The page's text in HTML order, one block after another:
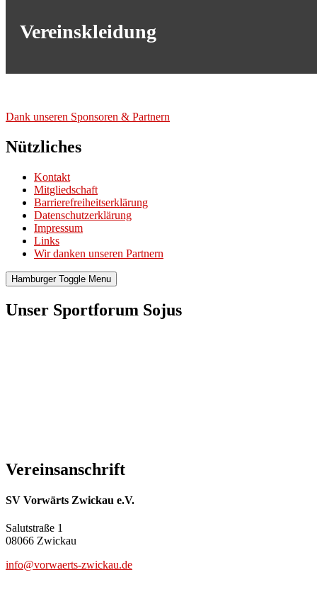
Vereinskleidung
Dank unse­ren Spon­so­ren & Part­nern
Nützliches
Kontakt
Mitgliedschaft
Barrierefreiheitserklärung
Datenschutzerklärung
Impressum
Links
Wir danken unseren Partnern
Hamburger Toggle Menu
Unser Sportforum Sojus
Vereinsanschrift
SV Vorwärts Zwickau e.V.
Salutstraße 1
08066 Zwickau
info@vorwaerts-zwickau.de